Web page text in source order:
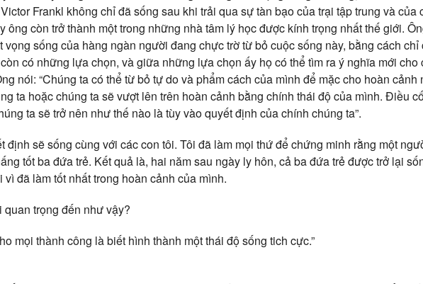
Frankl không chỉ đã sống sau khi trải qua sự tàn bạo của trại tập trung và của
ông còn trở thành một trong những nhà tâm lý học được kính trọng nhất thế giới.
vọng sống của hàng ngàn người đang chực trờ từ bỏ cuộc sống này, bằng cách chỉ
có những lựa chọn, và giữa những lựa chọn ấy họ có thể tìm ra ý nghĩa mới cho
nói: “Chúng ta có thể từ bỏ tự do và phẩm cách của mình để mặc cho hoàn cảnh
ta hoặc chúng ta sẽ vượt lên trên hoàn cảnh bằng chính thái độ của mình. Điều
ta sẽ trở nên như thế nào là tùy vào quyết định của chính chúng ta”.
định sẽ sống cùng với các con tôi. Tôi đã làm mọi thứ để chứng minh rằng một
tốt ba đứa trẻ. Kết quả là, hai năm sau ngày ly hôn, cả ba đứa trẻ được trở lại
vì đã làm tốt nhất trong hoàn cảnh của mình.
quan trọng đến như vậy?
mọi thành công là biết hình thành một thái độ sống tich cực.”